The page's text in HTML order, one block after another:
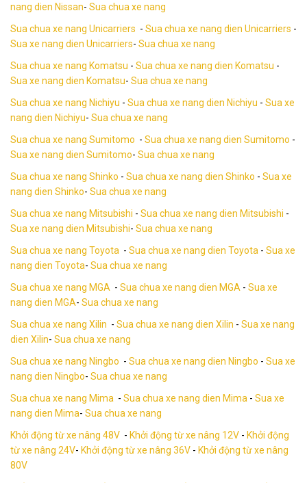
nang dien Nissan- Sua chua xe nang
Sua chua xe nang Unicarriers - Sua chua xe nang dien Unicarriers -
Sua xe nang dien Unicarriers- Sua chua xe nang
Sua chua xe nang Komatsu - Sua chua xe nang dien Komatsu -
Sua xe nang dien Komatsu- Sua chua xe nang
Sua chua xe nang Nichiyu - Sua chua xe nang dien Nichiyu - Sua xe
nang dien Nichiyu- Sua chua xe nang
Sua chua xe nang Sumitomo - Sua chua xe nang dien Sumitomo -
Sua xe nang dien Sumitomo- Sua chua xe nang
Sua chua xe nang Shinko - Sua chua xe nang dien Shinko - Sua xe
nang dien Shinko- Sua chua xe nang
Sua chua xe nang Mitsubishi - Sua chua xe nang dien Mitsubishi -
Sua xe nang dien Mitsubishi- Sua chua xe nang
Sua chua xe nang Toyota - Sua chua xe nang dien Toyota - Sua xe
nang dien Toyota- Sua chua xe nang
Sua chua xe nang MGA - Sua chua xe nang dien MGA - Sua xe
nang dien MGA- Sua chua xe nang
Sua chua xe nang Xilin - Sua chua xe nang dien Xilin - Sua xe nang
dien Xilin- Sua chua xe nang
Sua chua xe nang Ningbo - Sua chua xe nang dien Ningbo - Sua xe
nang dien Ningbo- Sua chua xe nang
Sua chua xe nang Mima - Sua chua xe nang dien Mima - Sua xe
nang dien Mima- Sua chua xe nang
Khởi động từ xe nâng 48V - Khởi động từ xe nâng 12V - Khởi động
từ xe nâng 24V- Khởi động từ xe nâng 36V - Khởi động từ xe nâng
80V